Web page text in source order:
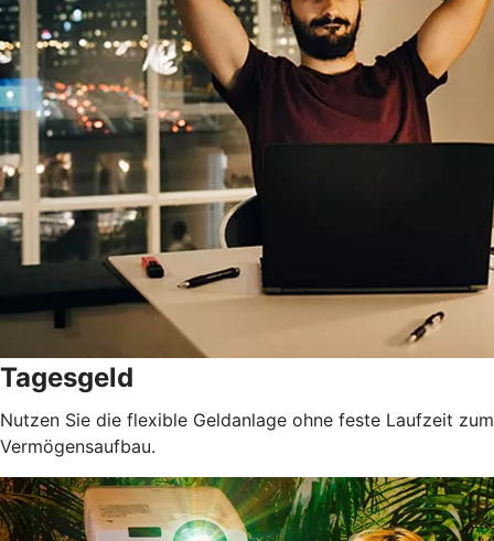
Tagesgeld
Nutzen Sie die flexible Geldanlage ohne feste Laufzeit zum
Vermögensaufbau.